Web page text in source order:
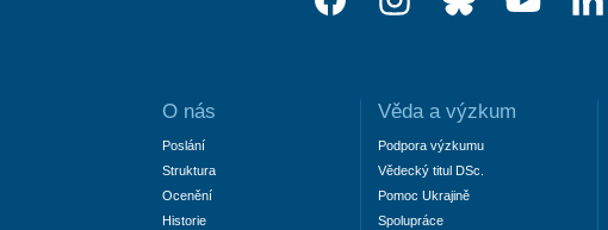
O nás
Poslání
Struktura
Ocenění
Historie
Věda a výzkum
Podpora výzkumu
Vědecký titul DSc.
Pomoc Ukrajině
Spolupráce